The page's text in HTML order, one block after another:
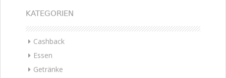
KATEGORIEN
Cashback
Essen
Getränke